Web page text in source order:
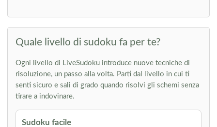
Quale livello di sudoku fa per te?
Ogni livello di LiveSudoku introduce nuove tecniche di
risoluzione, un passo alla volta. Parti dal livello in cui ti
senti sicuro e sali di grado quando risolvi gli schemi senza
tirare a indovinare.
Sudoku facile